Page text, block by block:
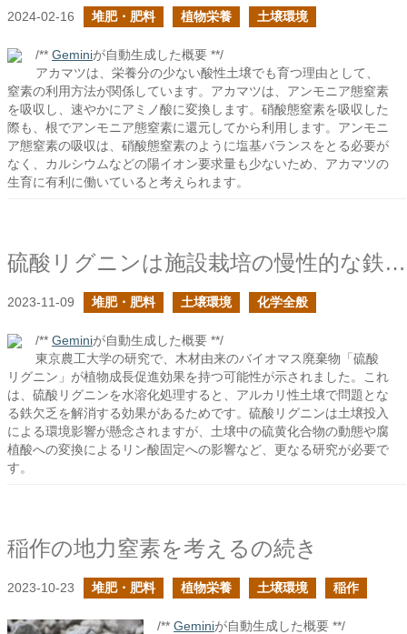
2024-02-16 堆肥・肥料 植物栄養 土壌環境
/** Geminiが自動生成した概要 **/
アカマツは、栄養分の少ない酸性土壌でも育つ理由として、
窒素の利用方法が関係しています。アカマツは、アンモニア態窒素
を吸収し、速やかにアミノ酸に変換します。硝酸態窒素を吸収した
際も、根でアンモニア態窒素に還元してから利用します。アンモニ
ア態窒素の吸収は、硝酸態窒素のように塩基バランスをとる必要が
なく、カルシウムなどの陽イオン要求量も少ないため、アカマツの
生育に有利に働いていると考えられます。
硫酸リグニンは施設栽培の慢性的な鉄欠乏を解決できるか？
2023-11-09 堆肥・肥料 土壌環境 化学全般
/** Geminiが自動生成した概要 **/
東京農工大学の研究で、木材由来のバイオマス廃棄物「硫酸
リグニン」が植物成長促進効果を持つ可能性が示されました。これ
は、硫酸リグニンを水溶化処理すると、アルカリ性土壌で問題とな
る鉄欠乏を解消する効果があるためです。硫酸リグニンは土壌投入
による環境影響が懸念されますが、土壌中の硫黄化合物の動態や腐
植酸への変換によるリン酸固定への影響など、更なる研究が必要で
す。
稲作の地力窒素を考えるの続き
2023-10-23 堆肥・肥料 植物栄養 土壌環境 稲作
/** Geminiが自動生成した概要 **/